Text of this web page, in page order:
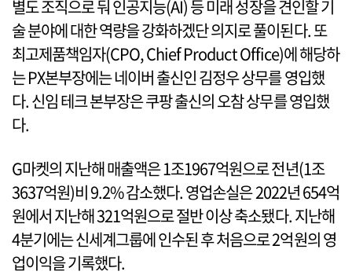
별도 조직으로 둬 인공지능(AI) 등 미래 성장을 견인할 기
술 분야에 대한 역량을 강화하겠단 의지로 풀이된다. 또
최고제품책임자(CPO, Chief Product Office)에 해당하
는 PX본부장에는 네이버 출신인 김정우 상무를 영입했
다. 신임 테크 본부장은 쿠팡 출신의 오참 상무를 영입했
다.
G마켓의 지난해 매출액은 1조1967억원으로 전년(1조
3637억원)비 9.2% 감소했다. 영업손실은 2022년 654억
원에서 지난해 321억원으로 절반 이상 축소됐다. 지난해
4분기에는 신세계그룹에 인수된 후 처음으로 2억원의 영
업이익을 기록했다.